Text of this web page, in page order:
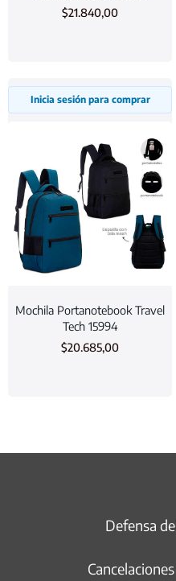
$21.840,00
Inicia sesión para comprar
Mochila Portanotebook Travel
Tech 15994
$20.685,00
Defensa